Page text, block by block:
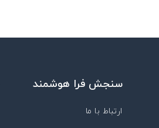
سنجش فرا هوشمند
ارتباط با ما